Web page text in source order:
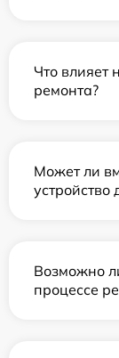
Что влияет
ремонта?
Может ли
устройство
Возможно
процессе